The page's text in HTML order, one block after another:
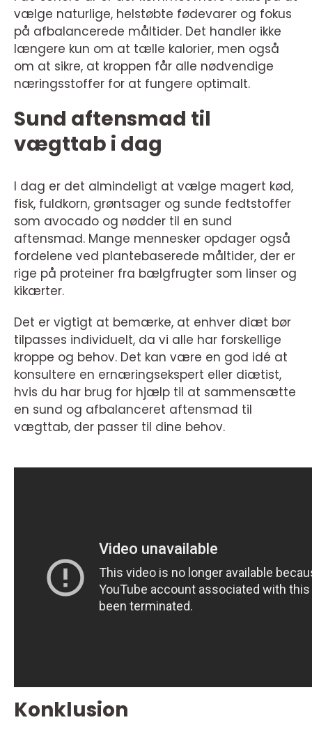
vælge naturlige, helstøbte fødevarer og fokus
på afbalancerede måltider. Det handler ikke
længere kun om at tælle kalorier, men også
om at sikre, at kroppen får alle nødvendige
næringsstoffer for at fungere optimalt.
Sund aftensmad til
vægttab i dag
I dag er det almindeligt at vælge magert kød,
fisk, fuldkorn, grøntsager og sunde fedtstoffer
som avocado og nødder til en sund
aftensmad. Mange mennesker opdager også
fordelene ved plantebaserede måltider, der er
rige på proteiner fra bælgfrugter som linser og
kikærter.
Det er vigtigt at bemærke, at enhver diæt bør
tilpasses individuelt, da vi alle har forskellige
kroppe og behov. Det kan være en god idé at
konsultere en ernæringsekspert eller diætist,
hvis du har brug for hjælp til at sammensætte
en sund og afbalanceret aftensmad til
vægttab, der passer til dine behov.
Konklusion